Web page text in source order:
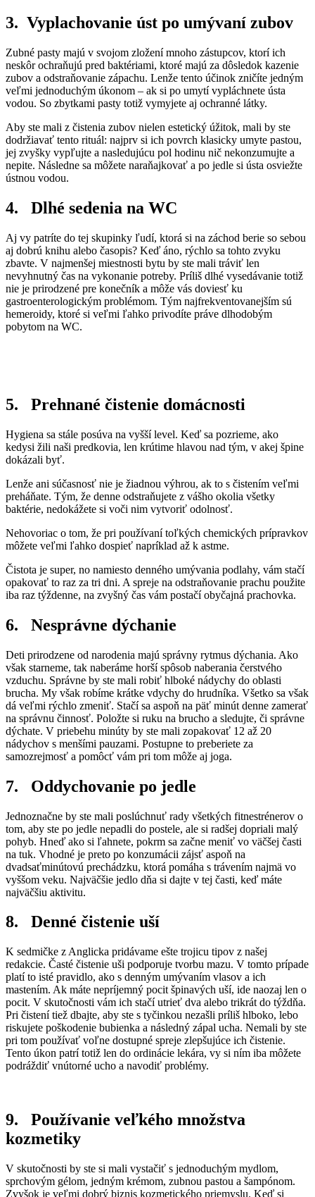
3. Vyplachovanie úst po umývaní zubov
Zubné pasty majú v svojom zložení mnoho zástupcov, ktorí ich
neskôr ochraňujú pred baktériami, ktoré majú za dôsledok kazenie
zubov a odstraňovanie zápachu. Lenže tento účinok zničíte jedným
veľmi jednoduchým úkonom – ak si po umytí vypláchnete ústa
vodou. So zbytkami pasty totiž vymyjete aj ochranné látky.
Aby ste mali z čistenia zubov nielen estetický úžitok, mali by ste
dodržiavať tento rituál: najprv si ich povrch klasicky umyte pastou,
jej zvyšky vypľujte a nasledujúcu pol hodinu nič nekonzumujte a
nepite. Následne sa môžete naraňajkovať a po jedle si ústa osviežte
ústnou vodou.
4. Dlhé sedenia na WC
Aj vy patríte do tej skupinky ľudí, ktorá si na záchod berie so sebou
aj dobrú knihu alebo časopis? Keď áno, rýchlo sa tohto zvyku
zbavte. V najmenšej miestnosti bytu by ste mali tráviť len
nevyhnutný čas na vykonanie potreby. Príliš dlhé vysedávanie totiž
nie je prirodzené pre konečník a môže vás doviesť ku
gastroenterologickým problémom. Tým najfrekventovanejším sú
hemeroidy, ktoré si veľmi ľahko privodíte práve dlhodobým
pobytom na WC.
5. Prehnané čistenie domácnosti
Hygiena sa stále posúva na vyšší level. Keď sa pozrieme, ako
kedysi žili naši predkovia, len krútime hlavou nad tým, v akej špine
dokázali byť.
Lenže ani súčasnosť nie je žiadnou výhrou, ak to s čistením veľmi
preháňate. Tým, že denne odstraňujete z vášho okolia všetky
baktérie, nedokážete si voči nim vytvoriť odolnosť.
Nehovoriac o tom, že pri používaní toľkých chemických prípravkov
môžete veľmi ľahko dospieť napríklad až k astme.
Čistota je super, no namiesto denného umývania podlahy, vám stačí
opakovať to raz za tri dni. A spreje na odstraňovanie prachu použite
iba raz týždenne, na zvyšný čas vám postačí obyčajná prachovka.
6. Nesprávne dýchanie
Deti prirodzene od narodenia majú správny rytmus dýchania. Ako
však starneme, tak naberáme horší spôsob naberania čerstvého
vzduchu. Správne by ste mali robiť hlboké nádychy do oblasti
brucha. My však robíme krátke vdychy do hrudníka. Všetko sa však
dá veľmi rýchlo zmeniť. Stačí sa aspoň na päť minút denne zamerať
na správnu činnosť. Položte si ruku na brucho a sledujte, či správne
dýchate. V priebehu minúty by ste mali zopakovať 12 až 20
nádychov s menšími pauzami. Postupne to preberiete za
samozrejmosť a pomôcť vám pri tom môže aj joga.
7. Oddychovanie po jedle
Jednoznačne by ste mali poslúchnuť rady všetkých fitnestrénerov o
tom, aby ste po jedle nepadli do postele, ale si radšej dopriali malý
pohyb. Hneď ako si ľahnete, pokrm sa začne meniť vo väčšej časti
na tuk. Vhodné je preto po konzumácii zájsť aspoň na
dvadsaťminútovú prechádzku, ktorá pomáha s trávením najmä vo
vyššom veku. Najväčšie jedlo dňa si dajte v tej časti, keď máte
najväčšiu aktivitu.
8. Denné čistenie uší
K sedmičke z Anglicka pridávame ešte trojicu tipov z našej
redakcie. Časté čistenie uši podporuje tvorbu mazu. V tomto prípade
platí to isté pravidlo, ako s denným umývaním vlasov a ich
mastením. Ak máte nepríjemný pocit špinavých uší, ide naozaj len o
pocit. V skutočnosti vám ich stačí utrieť dva alebo trikrát do týždňa.
Pri čistení tiež dbajte, aby ste s tyčinkou nezašli príliš hlboko, lebo
riskujete poškodenie bubienka a následný zápal ucha. Nemali by ste
pri tom používať voľne dostupné spreje zlepšujúce ich čistenie.
Tento úkon patrí totiž len do ordinácie lekára, vy si ním iba môžete
podráždiť vnútorné ucho a navodiť problémy.
9. Používanie veľkého množstva
kozmetiky
V skutočnosti by ste si mali vystačiť s jednoduchým mydlom,
sprchovým gélom, jedným krémom, zubnou pastou a šampónom.
Zvyšok je veľmi dobrý biznis kozmetického priemyslu. Keď si